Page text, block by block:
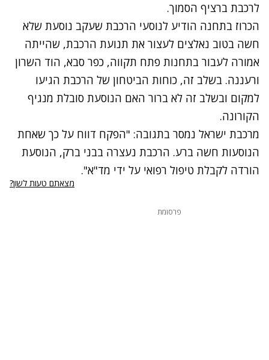
לרכבת ברציף הסמוך.
הכרוז בתחנה הודיע לנוסעי הרכבת שעקב נוסעת שלא
חשה בטוב נאלצים לעצור את תנועת הרכבת, שהייתה
אמורה לעבור בתחנות פתח תקווה, כפר סבא, הוד השרון
ורעננה. בשלב זה, כוחות הביטחון של הרכבת הגיעו
למקום ובשלב זה לא ברור האם הנוסעת סובלת מנגיף
הקורונה.
מרכבת ישראל נמסר בתגובה: "הפקח דווח על כך שאחת
הנוסעות חשה ברע. הרכבת נעצרה בבני ברק, הנוסעת
הורדה לקבלת טיפול רפואי על ידי מד"א".
מצאתם טעות לשון?
פרסומת